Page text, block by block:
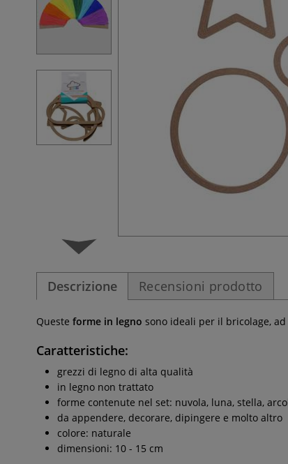
Descrizione Recensioni prodotto
Queste forme in legno sono ideali per il bricolage,
Caratteristiche:
grezzi di legno di alta qualità
in legno non trattato
forme contenute nel set: nuvola, luna, stella,
da appendere, decorare, dipingere e molto altro
colore: naturale
dimensioni: 10 - 15 cm